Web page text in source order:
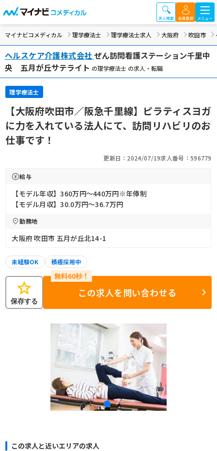
マイナビコメディカル 理学療法士 理学療法士求人 大阪府 吹田市
ヘルスケア介護株式会社ぜん訪問看護ステーション千里中
央 五月が丘サテライト の理学療法士 の求人・転職
理学療法士
【大阪府吹田市／阪急千里線】ピラティスヨガ
に力を入れている法人にて、訪問リハビリのお
仕事です！
更新日：2024/07/19求人番号：596779
給与
【モデル年収】360万円〜440万円※年俸制
【モデル月収】30.0万円〜36.7万円
勤務地
大阪府 吹田市 五月が丘北14-1
未経験OK 積極採用中
star
保存する
この求人を問い合わせる
この求人と近いエリアの求人